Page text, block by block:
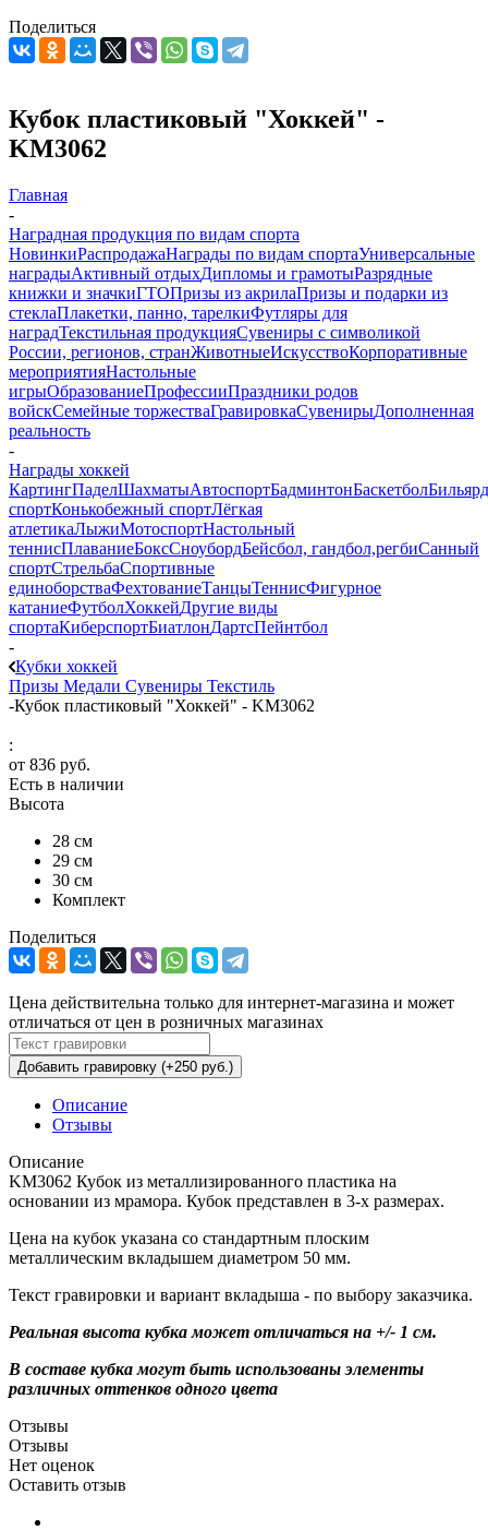
Поделиться
Кубок пластиковый "Хоккей" -
KM3062
Главная
-
Наградная продукция по видам спорта
НовинкиРаспродажаНаграды по видам спортаУниверсальные
наградыАктивный отдыхДипломы и грамотыРазрядные
книжки и значкиГТОПризы из акрилаПризы и подарки из
стеклаПлакетки, панно, тарелкиФутляры для
наградТекстильная продукцияСувениры с символикой
России, регионов, странЖивотныеИскусствоКорпоративные
мероприятияНастольные
игрыОбразованиеПрофессииПраздники родов
войскСемейные торжестваГравировкаСувенирыДополненная
реальность
-
Награды хоккей
КартингПаделШахматыАвтоспортБадминтонБаскетболБильярд
спортКонькобежный спортЛёгкая
атлетикаЛыжиМотоспортНастольный
теннисПлаваниеБоксСноубордБейсбол, гандбол,регбиСанный
спортСтрельбаСпортивные
единоборстваФехтованиеТанцыТеннисФигурное
катаниеФутболХоккейДругие виды
спортаКиберспортБиатлонДартсПейнтбол
-
Кубки хоккей
Призы Медали Сувениры Текстиль
-Кубок пластиковый "Хоккей" - KM3062
:
от 836 руб.
Есть в наличии
Высота
28 см
29 см
30 см
Комплект
Поделиться
Цена действительна только для интернет-магазина и может
отличаться от цен в розничных магазинах
Добавить гравировку (+250 руб.)
Описание
Отзывы
Описание
KM3062 Кубок из металлизированного пластика на
основании из мрамора. Кубок представлен в 3-х размерах.
Цена на кубок указана со стандартным плоским
металлическим вкладышем диаметром 50 мм.
Текст гравировки и вариант вкладыша - по выбору заказчика.
Реальная высота кубка может отличаться на +/- 1 см.
В составе кубка могут быть использованы элементы
различных оттенков одного цвета
Отзывы
Отзывы
Нет оценок
Оставить отзыв